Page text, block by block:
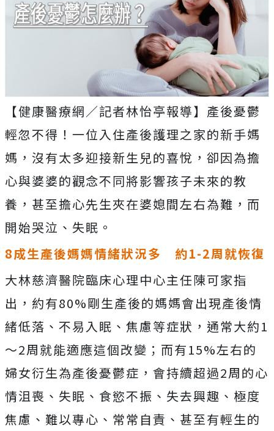
【健康醫療網／記者林怡亭報導】產後憂鬱
輕忽不得！一位入住產後護理之家的新手媽
媽，沒有太多迎接新生兒的喜悅，卻因為擔
心與婆婆的觀念不同將影響孩子未來的教
養，甚至擔心先生夾在婆媳間左右為難，而
開始哭泣、失眠。
8成生產後媽媽情緒狀況多 約1-2周就恢復
大林慈濟醫院臨床心理中心主任陳可家指
出，約有80%剛生產後的媽媽會出現產後情
緒低落、不易入眠、焦慮等症狀，通常大約1
～2周就能適應這個改變；而有15%左右的
婦女衍生為產後憂鬱症，會持續超過2周的心
情沮喪、失眠、食慾不振、失去興趣、極度
焦慮、難以專心、常常自責、甚至有輕生的